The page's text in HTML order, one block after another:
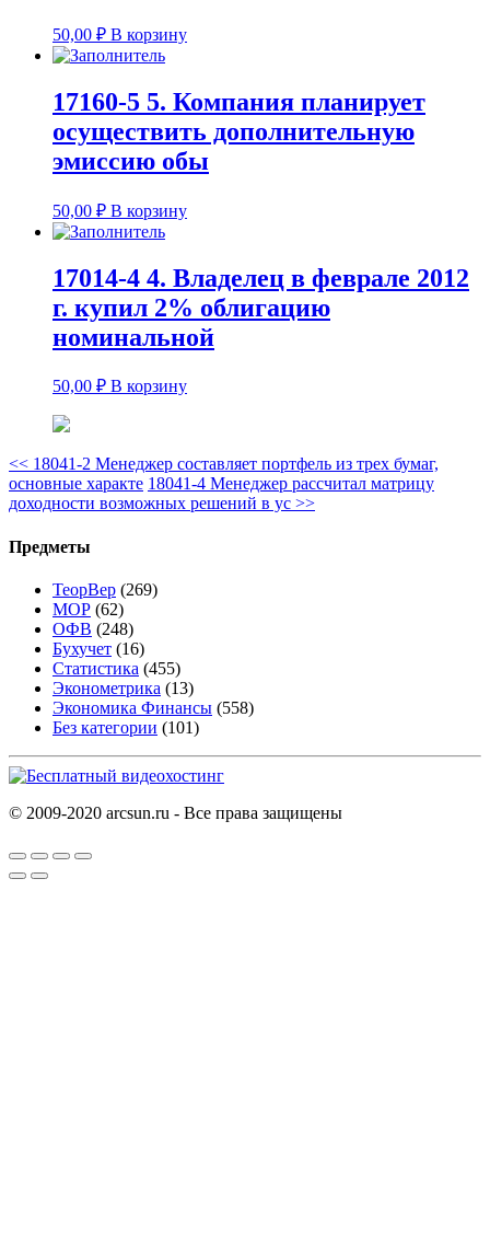
50,00 ₽ В корзину
17160-5 5. Компания планирует
осуществить дополнительную
эмиссию обы
50,00 ₽ В корзину
17014-4 4. Владелец в феврале 2012
г. купил 2% облигацию
номинальной
50,00 ₽ В корзину
<< 18041-2 Менеджер составляет портфель из трех бумаг,
основные характе 18041-4 Менеджер рассчитал матрицу
доходности возможных решений в ус >>
Предметы
ТеорВер (269)
МОР (62)
ОФВ (248)
Бухучет (16)
Статистика (455)
Эконометрика (13)
Экономика Финансы (558)
Без категории (101)
© 2009-2020 arcsun.ru - Все права защищены